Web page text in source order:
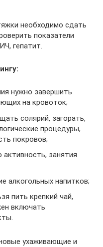
необходимо сдать
показатели
гепатит.
нужно завершить
на кровоток;
солярий, загорать,
процедуры,
покровов;
активность, занятия
алкогольных напитков;
пить крепкий чай,
включать
ухаживающие и